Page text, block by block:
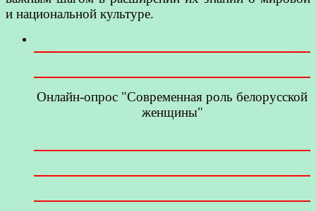
и национальной культуре.
Онлайн-опрос "Современная роль белорусской
женщины"